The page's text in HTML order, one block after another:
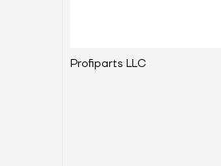
Profiparts LLC